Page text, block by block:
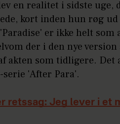
en realitet i sidste uge,
kort inden hun røg ud
er ikke helt som
der i den nye version
akten som tidligere. Det
serie 'After Para'.
retssag: Jeg lever i et